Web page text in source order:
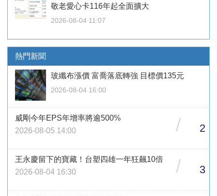
敬老愛心卡116年起全面擴大
2026-08-04 11:07
熱門新聞
玻纖布漲價 富喬落底轉強 目標價135元
2026-08-04 16:00
威剛今年EPS年增率將逾500%
2026-08-05 14:00
/ 2
王永慶留下的寶藏！台塑四雄一年狂飆10倍
2026-08-04 16:30
/ 3